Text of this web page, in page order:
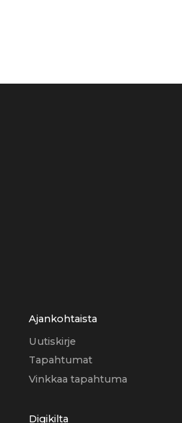
Ajankohtaista
Uutiskirje
Tapahtumat
Vinkkaa tapahtuma
Digikilta